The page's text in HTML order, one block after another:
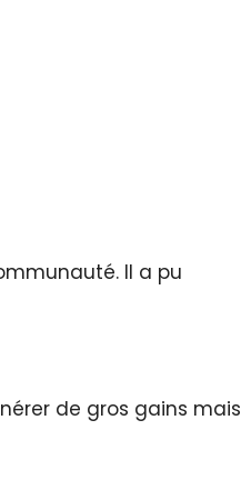
Il a pu
de gros gains mais